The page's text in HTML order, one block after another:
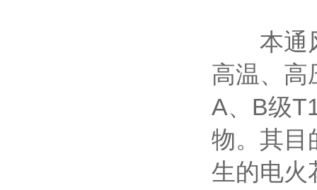
本通风
高温、高
A、B级
物。其目
生的电火